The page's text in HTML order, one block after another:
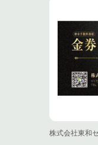
株式会社東和